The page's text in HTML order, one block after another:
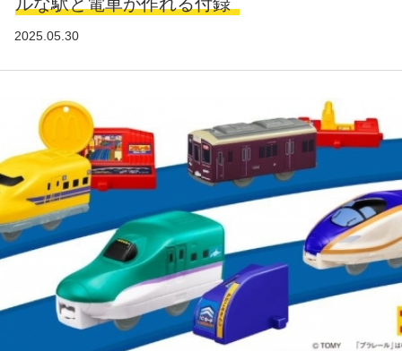
ルな駅と電車が作れる付録
2025.05.30